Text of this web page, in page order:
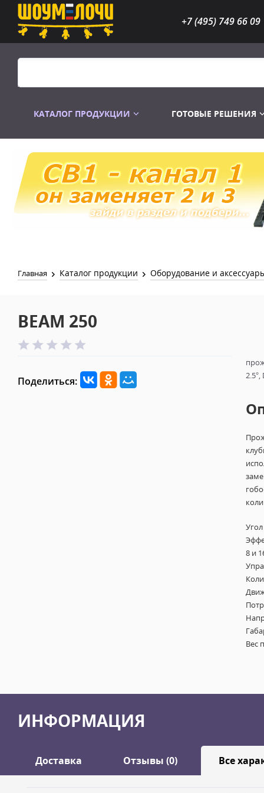
+7 (495) 749 66 09
КАТАЛОГ ПРОДУКЦИИ
Распродажа Лампы
ГОТОВЫЕ РЕШЕНИЯ
Главная Каталог продукции Оборудование и
BEAM 250
Поделиться:
2.5°,
8 и
Вес
ИНФОРМАЦИЯ
Доставка Отзывы (0) Все